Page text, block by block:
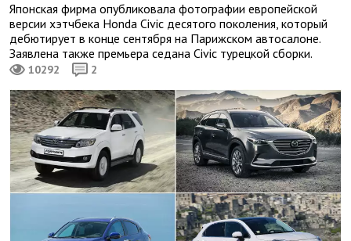
Японская фирма опубликовала фотографии европейской
версии хэтчбека Honda Civic десятого поколения, который
дебютирует в конце сентября на Парижском автосалоне.
Заявлена также премьера седана Civic турецкой сборки.
10292 2